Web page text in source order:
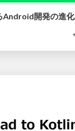
Android開発の進化